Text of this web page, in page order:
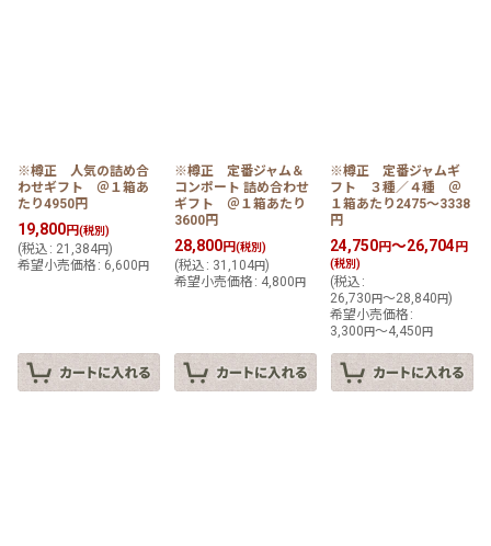
※樽正 人気の詰め合
わせギフト ＠１箱あ
たり4950円
19,800円(税別)
(税込 : 21,384円)
希望小売価格 : 6,600 円
※樽正 定番ジャム＆
コンポート 詰め合わせ
ギフト ＠１箱あたり
3600円
28,800円(税別)
(税込 : 31,104円)
希望小売価格 : 4,800 円
※樽正 定番ジャムギ
フト ３種／４種 ＠
１箱あたり2475〜3338
円
24,750円～26,704円
(税別)
(税込 :
26,730円～28,840円)
希望小売価格 :
3,300円～4,450円